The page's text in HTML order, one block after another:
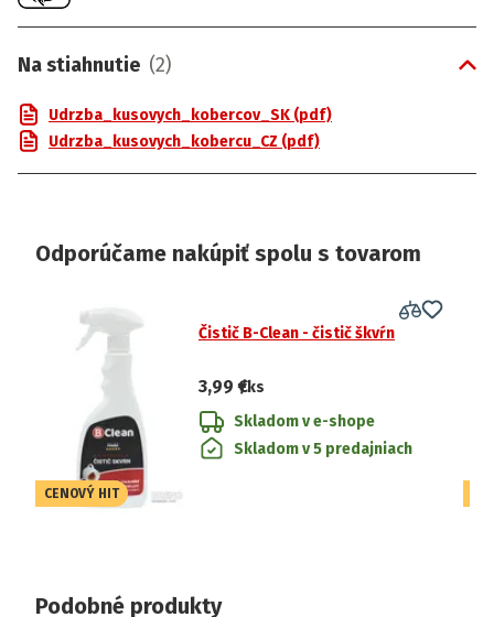
Na stiahnutie (2)
Udrzba_kusovych_kobercov_SK (pdf)
Udrzba_kusovych_kobercu_CZ (pdf)
Odporúčame nakúpiť spolu s tovarom
CENOVÝ HIT
Čistič B-Clean - čistič škvŕn
3,99 €/ks
Skladom v e-shope
Skladom v 5 predajniach
Podobné produkty